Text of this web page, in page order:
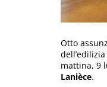
Otto
mattina, 9
Lanièce.